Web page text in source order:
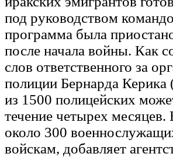
под руководством
программа была
после начала войны. Как
слов ответственного за
полиции Бернарда Керика
из 1500 полицейских
течение четырех
около 300
войскам, добавляет